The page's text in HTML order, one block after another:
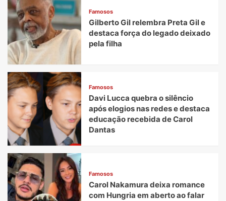
Famosos
Gilberto Gil relembra Preta Gil e
destaca força do legado deixado
pela filha
Famosos
Davi Lucca quebra o silêncio
após elogios nas redes e destaca
educação recebida de Carol
Dantas
Famosos
Carol Nakamura deixa romance
com Hungria em aberto ao falar